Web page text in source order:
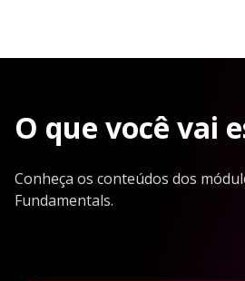
O que você vai
Conheça os conteúdos dos
Fundamentals.